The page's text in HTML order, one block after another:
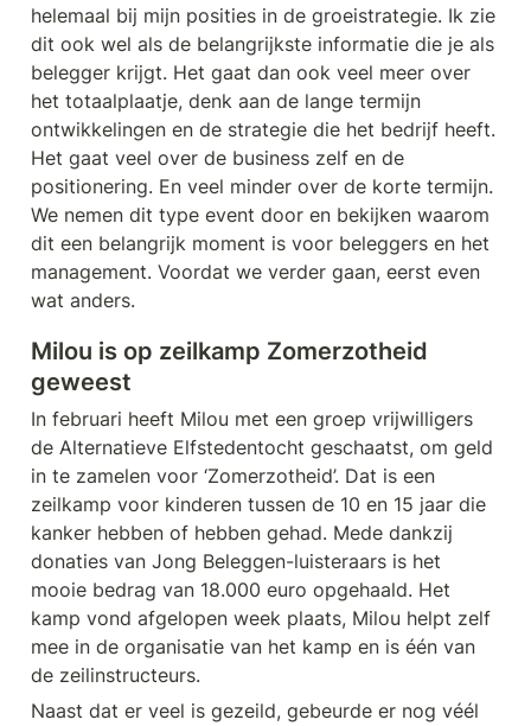
helemaal bij mijn posities in de groeistrategie. Ik zie
dit ook wel als de belangrijkste informatie die je als
belegger krijgt. Het gaat dan ook veel meer over
het totaalplaatje, denk aan de lange termijn
ontwikkelingen en de strategie die het bedrijf heeft.
Het gaat veel over de business zelf en de
positionering. En veel minder over de korte termijn.
We nemen dit type event door en bekijken waarom
dit een belangrijk moment is voor beleggers en het
management. Voordat we verder gaan, eerst even
wat anders.
Milou is op zeilkamp Zomerzotheid
geweest
In februari heeft Milou met een groep vrijwilligers
de Alternatieve Elfstedentocht geschaatst, om geld
in te zamelen voor ‘Zomerzotheid’. Dat is een
zeilkamp voor kinderen tussen de 10 en 15 jaar die
kanker hebben of hebben gehad. Mede dankzij
donaties van Jong Beleggen-luisteraars is het
mooie bedrag van 18.000 euro opgehaald. Het
kamp vond afgelopen week plaats, Milou helpt zelf
mee in de organisatie van het kamp en is één van
de zeilinstructeurs.
Naast dat er veel is gezeild, gebeurde er nog véél